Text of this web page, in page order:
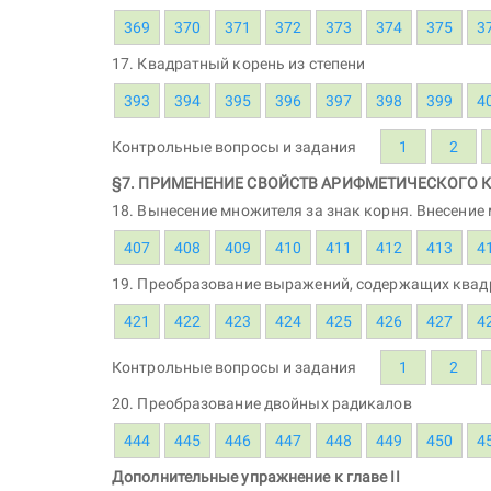
369 370 371 372 373 374 375
17. Квадратный корень из степени
393 394 395 396 397 398 399
Контрольные вопросы и задания 1 2
§7. ПРИМЕНЕНИЕ СВОЙСТВ АРИФМЕТИЧЕСКОГО
18. Вынесение множителя за знак корня.
407 408 409 410 411 412 413
19. Преобразование выражений, содержащих
421 422 423 424 425 426 427
Контрольные вопросы и задания 1 2
20. Преобразование двойных радикалов
444 445 446 447 448 449 450
Дополнительные упражнение к главе II